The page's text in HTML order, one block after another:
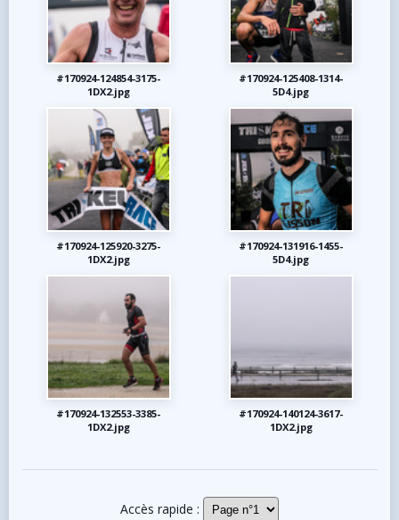
#170924-124854-3175-
1DX2.jpg
#170924-125408-1314-
5D4.jpg
#170924-125920-3275-
1DX2.jpg
#170924-131916-1455-
5D4.jpg
#170924-132553-3385-
1DX2.jpg
#170924-140124-3617-
1DX2.jpg
Accès rapide :